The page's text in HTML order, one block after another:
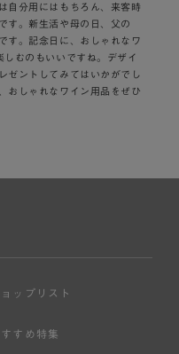
自分用にはもちろん、来客時
す。新生活や母の日、父の
す。記念日に、おしゃれなワ
むのもいいですね。デザイ
ゼントしてみてはいかがでし
おしゃれなワイン用品をぜひ
ョップリスト
すすめ特集